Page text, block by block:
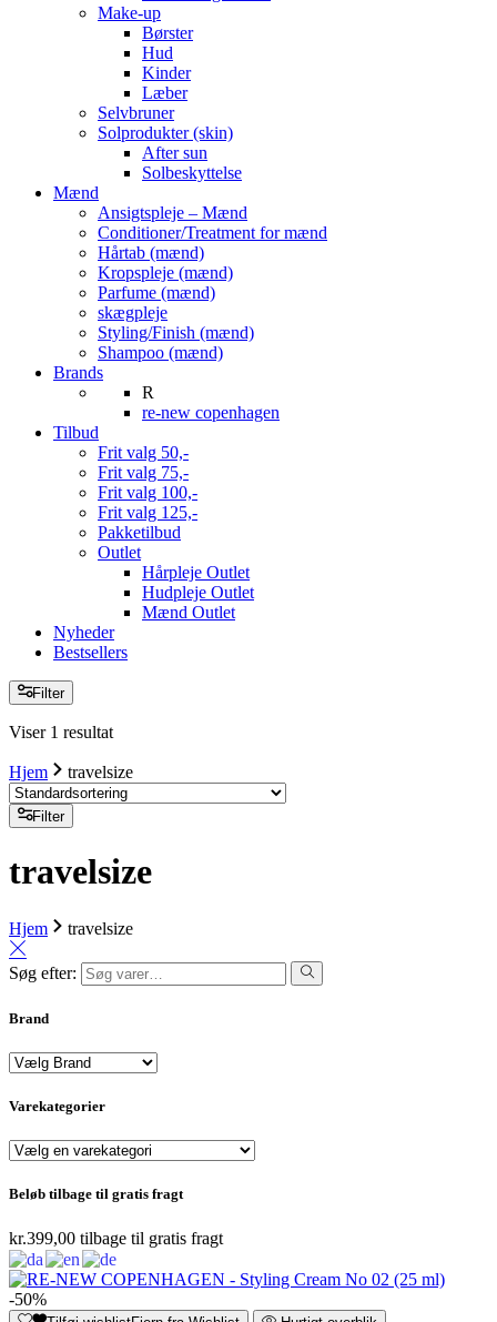
Make-up
Børster
Hud
Kinder
Læber
Selvbruner
Solprodukter (skin)
After sun
Solbeskyttelse
Mænd
Ansigtspleje – Mænd
Conditioner/Treatment for mænd
Hårtab (mænd)
Kropspleje (mænd)
Parfume (mænd)
skægpleje
Styling/Finish (mænd)
Shampoo (mænd)
Brands
R
re-new copenhagen
Tilbud
Frit valg 50,-
Frit valg 75,-
Frit valg 100,-
Frit valg 125,-
Pakketilbud
Outlet
Hårpleje Outlet
Hudpleje Outlet
Mænd Outlet
Nyheder
Bestsellers
Filter
Viser 1 resultat
Hjem travelsize
Filter
travelsize
Hjem travelsize
Søg efter:
Brand
Varekategorier
Beløb tilbage til gratis fragt
kr.399,00 tilbage til gratis fragt
-50%